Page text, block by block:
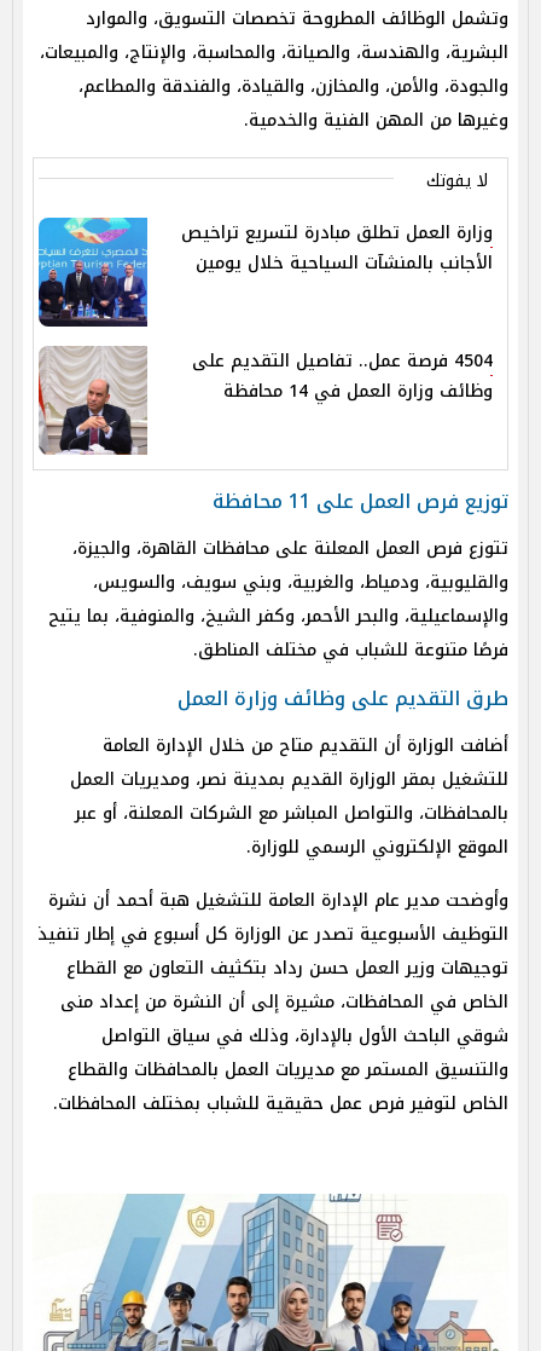
وتشمل الوظائف المطروحة تخصصات التسويق، والموارد
البشرية، والهندسة، والصيانة، والمحاسبة، والإنتاج، والمبيعات،
والجودة، والأمن، والمخازن، والقيادة، والفندقة والمطاعم،
وغيرها من المهن الفنية والخدمية.
لا يفوتك
وزارة العمل تطلق مبادرة لتسريع تراخيص
الأجانب بالمنشآت السياحية خلال يومين
4504 فرصة عمل.. تفاصيل التقديم على
وظائف وزارة العمل في 14 محافظة
توزيع فرص العمل على 11 محافظة
تتوزع فرص العمل المعلنة على محافظات القاهرة، والجيزة،
والقليوبية، ودمياط، والغربية، وبني سويف، والسويس،
والإسماعيلية، والبحر الأحمر، وكفر الشيخ، والمنوفية، بما يتيح
فرصًا متنوعة للشباب في مختلف المناطق.
طرق التقديم على وظائف وزارة العمل
أضافت الوزارة أن التقديم متاح من خلال الإدارة العامة
للتشغيل بمقر الوزارة القديم بمدينة نصر، ومديريات العمل
بالمحافظات، والتواصل المباشر مع الشركات المعلنة، أو عبر
الموقع الإلكتروني الرسمي للوزارة.
وأوضحت مدير عام الإدارة العامة للتشغيل هبة أحمد أن نشرة
التوظيف الأسبوعية تصدر عن الوزارة كل أسبوع في إطار تنفيذ
توجيهات وزير العمل حسن رداد بتكثيف التعاون مع القطاع
الخاص في المحافظات، مشيرة إلى أن النشرة من إعداد منى
شوقي الباحث الأول بالإدارة، وذلك في سياق التواصل
والتنسيق المستمر مع مديريات العمل بالمحافظات والقطاع
الخاص لتوفير فرص عمل حقيقية للشباب بمختلف المحافظات.